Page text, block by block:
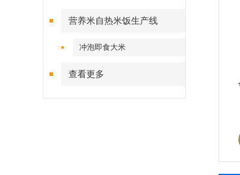
营养米自热米饭生产线
冲泡即食大米
查看更多